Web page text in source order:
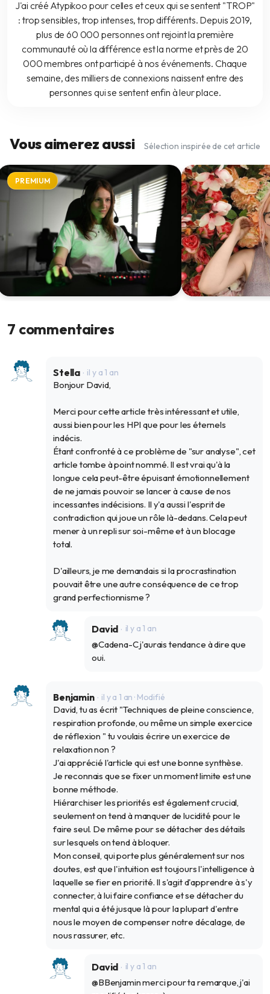
J'ai créé Atypikoo pour celles et ceux qui se sentent "TROP"
: trop sensibles, trop intenses, trop différents. Depuis 2019,
plus de 60 000 personnes ont rejoint la première
communauté où la différence est la norme et près de 20
000 membres ont participé à nos événements. Chaque
semaine, des milliers de connexions naissent entre des
personnes qui se sentent enfin à leur place.
Vous aimerez aussi Sélection inspirée de cet article
PREMIUM
intellectuel
7 commentaires
Stella il y a 1 an
Bonjour David,
Merci pour cette article très intéressant et utile,
aussi bien pour les HPI que pour les éternels
indécis.
Étant confronté à ce problème de "sur analyse", cet
article tombe à point nommé. Il est vrai qu'à la
longue cela peut-être épuisant émotionnellement
de ne jamais pouvoir se lancer à cause de nos
incessantes indécisions. Il y'a aussi l'esprit de
contradiction qui joue un rôle là-dedans. Cela peut
mener à un repli sur soi-même et à un blocage
total.
D'ailleurs, je me demandais si la procrastination
pouvait être une autre conséquence de ce trop
grand perfectionnisme ?
David il y a 1 an
@Cadena-C j'aurais tendance à dire que
oui.
Benjamin il y a 1 an· Modifié
David, tu as écrit "Techniques de pleine conscience,
respiration profonde, ou même un simple exercice
de réflexion " tu voulais écrire un exercice de
relaxation non ?
J'ai apprécié l'article qui est une bonne synthèse.
Je reconnais que se fixer un moment limite est une
bonne méthode.
Hiérarchiser les priorités est également crucial,
seulement on tend à manquer de lucidité pour le
faire seul. De même pour se détacher des détails
sur lesquels on tend à bloquer.
Mon conseil, qui porte plus généralement sur nos
doutes, est que l'intuition est toujours l'intelligence à
laquelle se fier en priorité. Il s'agit d'apprendre à s'y
connecter, à lui faire confiance et se détacher du
mental qui a été jusque là pour la plupart d'entre
nous le moyen de compenser notre décalage, de
nous rassurer, etc.
David il y a 1 an
@BBenjamin merci pour ta remarque, j'ai